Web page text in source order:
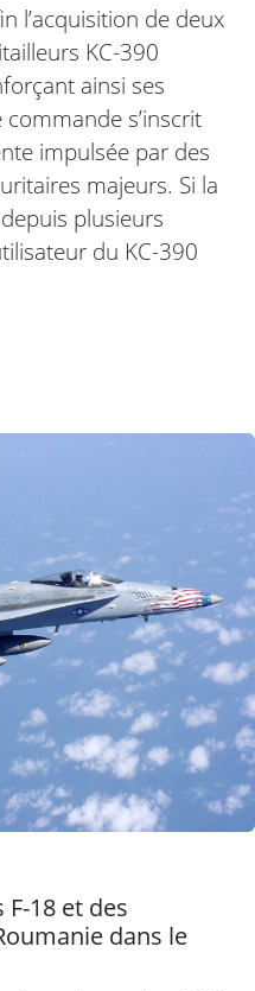
l’acquisition de deux
KC-390
ainsi ses
s’inscrit
impulsée par des
majeurs. Si la
plusieurs
du KC-390
F-18 et des
dans le